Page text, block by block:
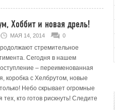
Хоббит и новая дрель!
МАЯ 14, 2014 0
стремительное
Сегодня в нашем
– переименованная
коробка с Хелбрутом, новые
Небо скрывает огромные
кто готов рискнуть! Следите